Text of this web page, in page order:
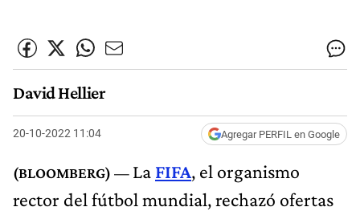
David Hellier
20-10-2022 11:04 Agregar PERFIL en Google
La FIFA, el organismo
rector del fútbol mundial, rechazó ofertas